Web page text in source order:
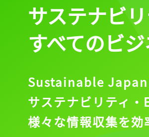
サステナビ
すべてのビ
Sustainable Japan
サステナビリティ・
様々な情報収集を